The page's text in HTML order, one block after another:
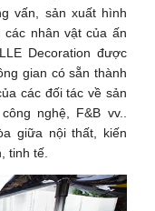
vấn, sản xuất hình
nhân vật của ấn
Decoration được
gian có sẵn thành
các đối tác về sản
nghệ, F&B vv..
giữa nội thất, kiến
tinh tế.